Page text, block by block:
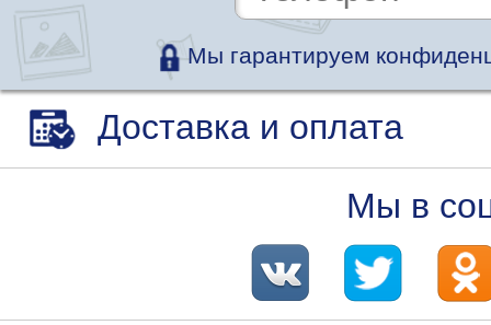
Мы гарантируем
Доставка и оплата
Мы в